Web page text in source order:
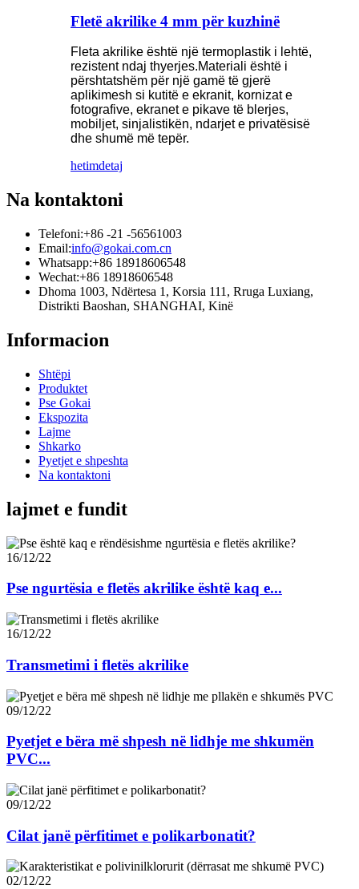
Fletë akrilike 4 mm për kuzhinë
Fleta akrilike është një termoplastik i lehtë,
rezistent ndaj thyerjes.Materiali është i
përshtatshëm për një gamë të gjerë
aplikimesh si kutitë e ekranit, kornizat e
fotografive, ekranet e pikave të blerjes,
mobiljet, sinjalistikën, ndarjet e privatësisë
dhe shumë më tepër.
hetimdetaj
Na kontaktoni
Telefoni:+86 -21 -56561003
Email:info@gokai.com.cn
Whatsapp:+86 18918606548
Wechat:+86 18918606548
Dhoma 1003, Ndërtesa 1, Korsia 111, Rruga Luxiang,
Distrikti Baoshan, SHANGHAI, Kinë
Informacion
Shtëpi
Produktet
Pse Gokai
Ekspozita
Lajme
Shkarko
Pyetjet e shpeshta
Na kontaktoni
lajmet e fundit
16/12/22
Pse ngurtësia e fletës akrilike është kaq e...
16/12/22
Transmetimi i fletës akrilike
09/12/22
Pyetjet e bëra më shpesh në lidhje me shkumën
PVC...
09/12/22
Cilat janë përfitimet e polikarbonatit?
02/12/22